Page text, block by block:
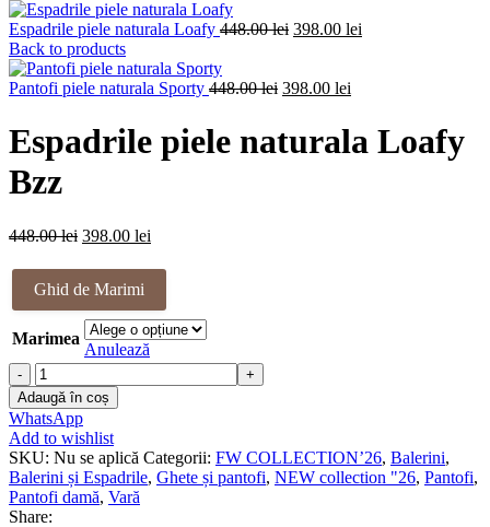
Espadrile piele naturala Loafy 448.00lei Prețul
fost:
398.00 lei
Back to products
Pantofi piele naturala Sporty 448.00lei Prețul
fost:
398.00 lei
este:
398.00 lei.
Espadrile piele naturala Loafy
Bzz
448.00lei Prețul
a
fost:
448.00 lei.
398.00 lei
este:
Ghid de Marimi
Marimea
Anulează
Cantitate
Espadrile
piele
naturala
Loafy
Bzz
Adaugă în coș
WhatsApp
Add to wishlist
SKU: Nu se aplică Categorii: FW COLLECTION’26, Balerini,
Balerini și Espadrile, Ghete și pantofi, NEW collection "26, Pantofi,
Pantofi damă, Vară
Share: